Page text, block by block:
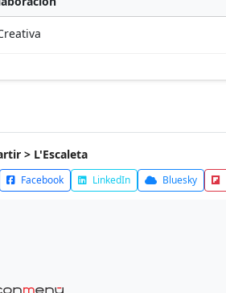
> L'Escaleta
Facebook LinkedIn Bluesky